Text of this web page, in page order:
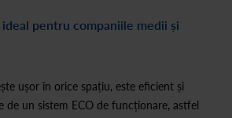
pentru companiile medii și
ușor în orice spațiu, este eficient și
de un sistem ECO de funcționare, astfel